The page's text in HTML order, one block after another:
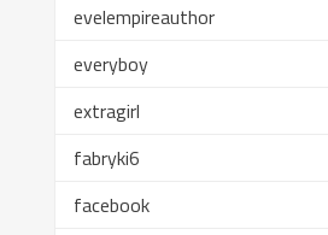
evelempireauthor
everyboy
extragirl
fabryki6
facebook